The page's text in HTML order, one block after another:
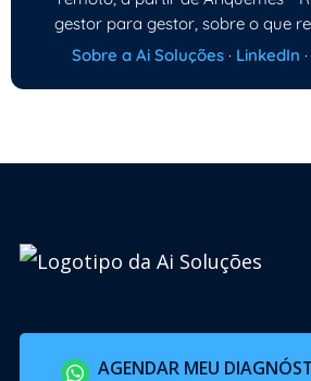
gestor para gestor, sobre o que
Sobre a Ai Soluções · LinkedIn ·
AGENDAR MEU